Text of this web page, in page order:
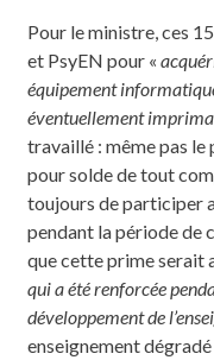
Pour le ministre, ces
et PsyEN pour «
équipement
éventuellement
travaillé : même pas le
pour solde de tout
toujours de participer
pendant la période de
que cette prime serait
qui a été renforcée
développement de
enseignement